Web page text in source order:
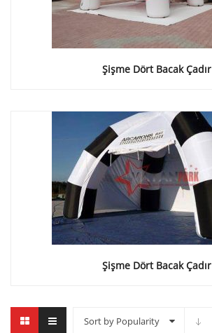
Şişme Dört Bacak Çadır
Şişme Dört Bacak Çadır
Sort by Popularity